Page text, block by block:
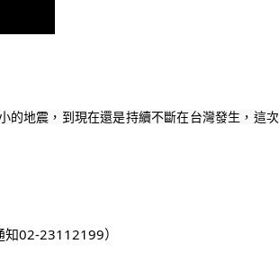
的地震，到現在還是持續不斷在台灣發生，這次
02-23112199）